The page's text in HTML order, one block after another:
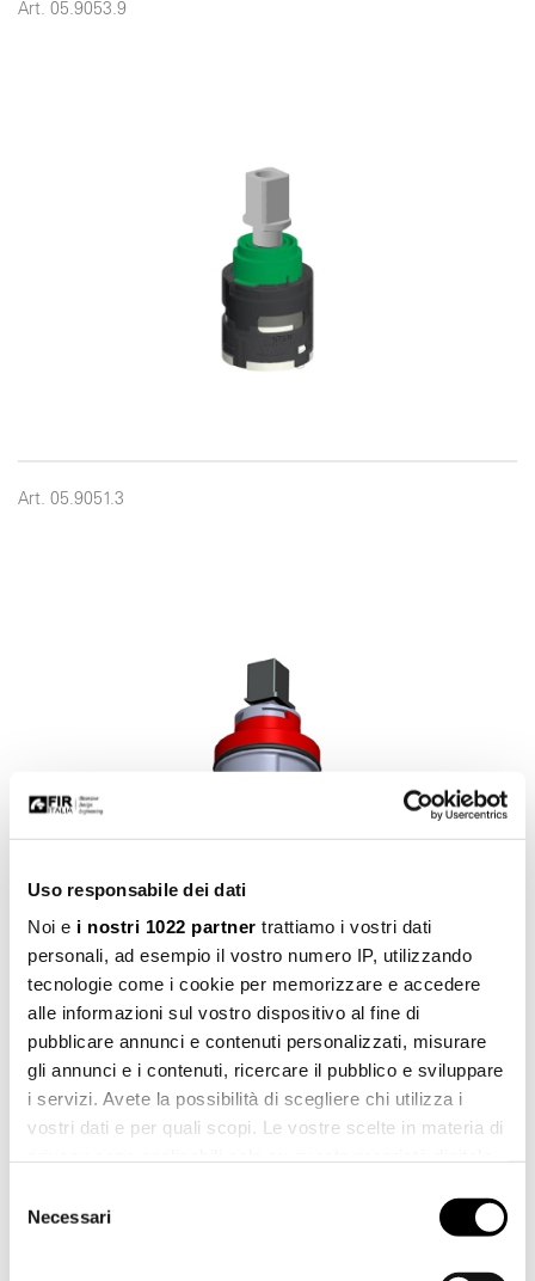
Uso responsabile dei dati
Noi e i nostri 1022 partner trattiamo i vostri dati
personali, ad esempio il vostro numero IP, utilizzando
tecnologie come i cookie per memorizzare e accedere
alle informazioni sul vostro dispositivo al fine di
pubblicare annunci e contenuti personalizzati, misurare
gli annunci e i contenuti, ricercare il pubblico e sviluppare
i servizi. Avete la possibilità di scegliere chi utilizza i
vostri dati e per quali scopi. Le vostre scelte in materia di
modificare o revocare il proprio consenso in qualsiasi
momento dalla Dichiarazione sui cookie o facendo clic
delNecessari
Art. 05.9053.9
Art. 05.9051.3
Art. 05.9054.3